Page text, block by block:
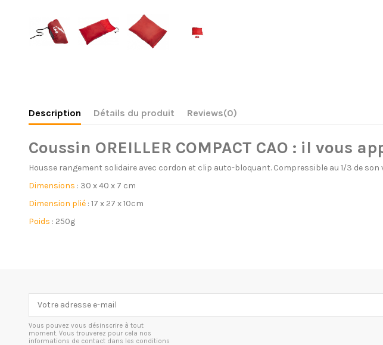
Description Détails du produit Reviews(0)
Coussin OREILLER COMPACT CAO : il vous
Housse rangement solidaire avec cordon et clip auto-bloquant. Compressible au 1/3 de son
Dimensions : 30 x 40 x 7 cm
Dimension plié: 17 x 27 x 10cm
Poids : 250g
Vous pouvez vous désinscrire à tout
moment. Vous trouverez pour cela nos
informations de contact dans les conditions